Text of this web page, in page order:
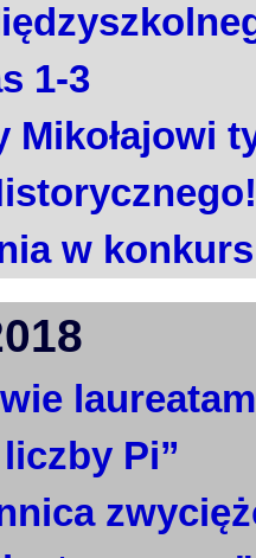
1-3
Mikołajowi
w
Pi”